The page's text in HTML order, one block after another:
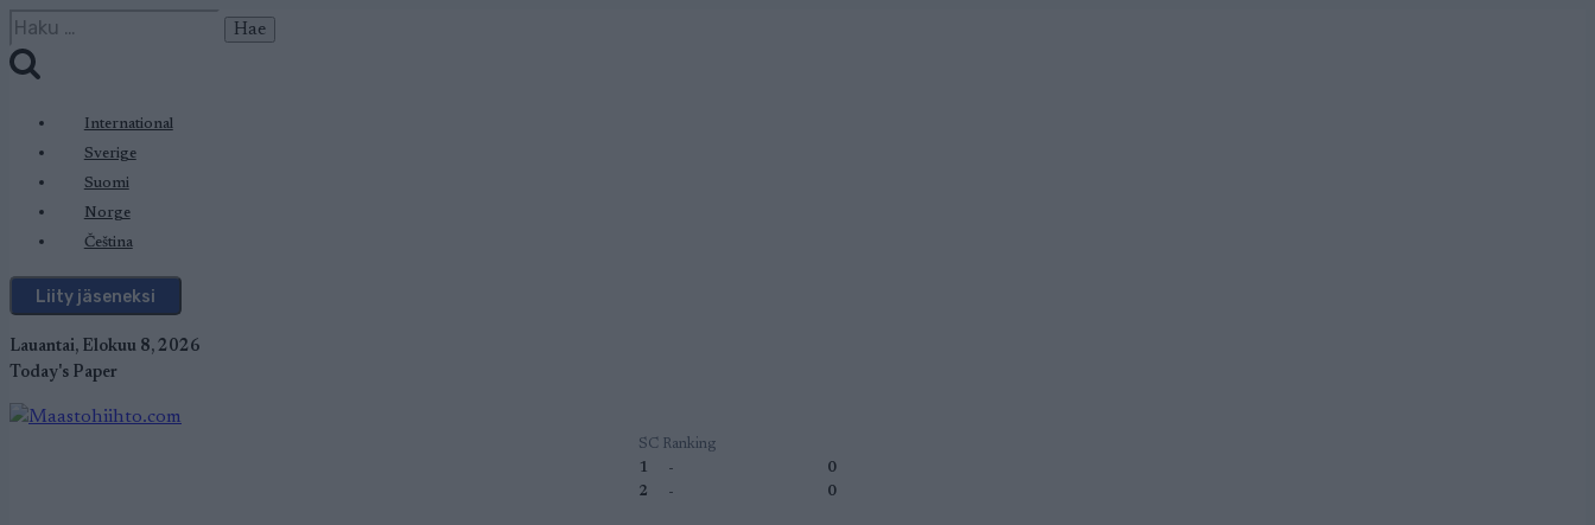
Siirry
sisältöön
Haku:
International
Sverige
Suomi
Norge
Čeština
Liity jäseneksi
Lauantai, Elokuu 8, 2026
Today's Paper
SC Ranking
1
-
0
2
- 0